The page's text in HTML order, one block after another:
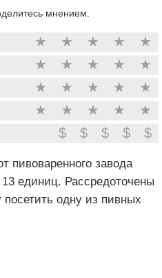
мнением.
★ ★ ★ ★ ★
★ ★ ★ ★ ★
★ ★ ★ ★ ★
★ ★ ★ ★ ★
$ $ $ $ $
пивоваренного завода
единиц. Рассредоточены
одну из пивных